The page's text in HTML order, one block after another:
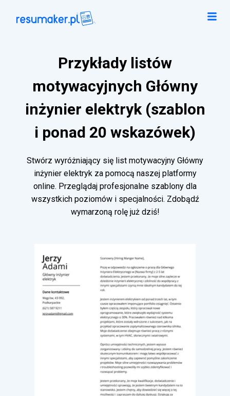
Przykłady listów
motywacyjnych Główny
inżynier elektryk (szablon
i ponad 20 wskazówek)
Stwórz wyróżniający się list motywacyjny Główny
inżynier elektryk za pomocą naszej platformy
online. Przeglądaj profesjonalne szablony dla
wszystkich poziomów i specjalności. Zdobądź
wymarzoną rolę już dziś!